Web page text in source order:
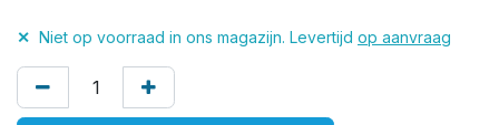
✕ Niet op voorraad in ons magazijn. Levertijd op aanvraag